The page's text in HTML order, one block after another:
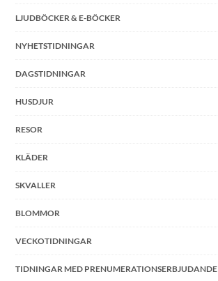
LJUDBÖCKER & E-BÖCKER
NYHETSTIDNINGAR
DAGSTIDNINGAR
HUSDJUR
RESOR
KLÄDER
SKVALLER
BLOMMOR
VECKOTIDNINGAR
TIDNINGAR MED PRENUMERATIONSERBJUDANDE